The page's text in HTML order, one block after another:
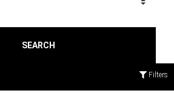
SEARCH
Filters